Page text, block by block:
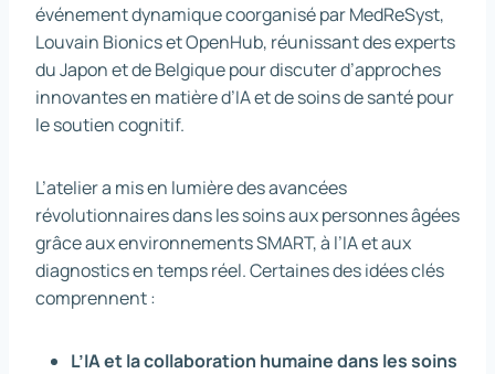
événement dynamique coorganisé par MedReSyst,
Louvain Bionics et OpenHub, réunissant des experts
du Japon et de Belgique pour discuter d’approches
innovantes en matière d’IA et de soins de santé pour
le soutien cognitif.
L’atelier a mis en lumière des avancées
révolutionnaires dans les soins aux personnes âgées
grâce aux environnements SMART, à l’IA et aux
diagnostics en temps réel. Certaines des idées clés
comprennent :
L’IA et la collaboration humaine dans les soins